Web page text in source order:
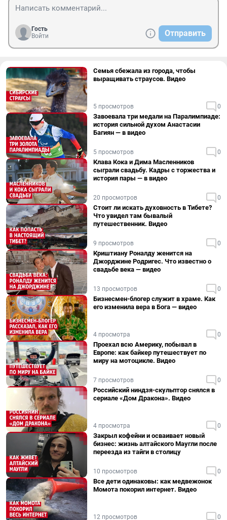
Гость
Войти
Отправить
Семья сбежала из города, чтобы
выращивать страусов. Видео
5 просмотров 0
Завоевала три медали на Паралимпиаде:
история сильной духом Анастасии
Багиян — в видео
5 просмотров 0
Клава Кока и Дима Масленников
сыграли свадьбу. Кадры с торжества и
история пары — в видео
20 просмотров 0
Стоит ли искать духовность в Тибете?
Что увидел там бывалый
путешественник. Видео
9 просмотров 0
Криштиану Роналду женится на
Джорджине Родригес. Что известно о
свадьбе века — видео
13 просмотров 0
Бизнесмен-блогер служит в храме. Как
его изменила вера в Бога — видео
4 просмотра 0
Проехал всю Америку, побывал в
Европе: как байкер путешествует по
миру на мотоцикле. Видео
7 просмотров 0
Российский ниндзя-скульптор снялся в
сериале «Дом Дракона». Видео
4 просмотра 0
Закрыл кофейни и осваивает новый
бизнес: жизнь алтайского Маугли после
переезда из тайги в столицу
10 просмотров 0
Все дети одинаковы: как медвежонок
Момота покорил интернет. Видео
12 просмотров 0